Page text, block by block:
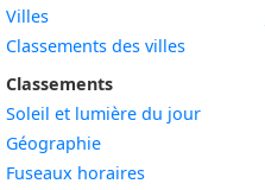
Villes
Classements des villes
Classements
Soleil et lumière du jour
Géographie
Fuseaux horaires